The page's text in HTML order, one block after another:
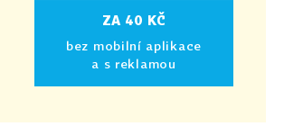
ZA 40 KČ
bez mobilní aplikace
a s reklamou